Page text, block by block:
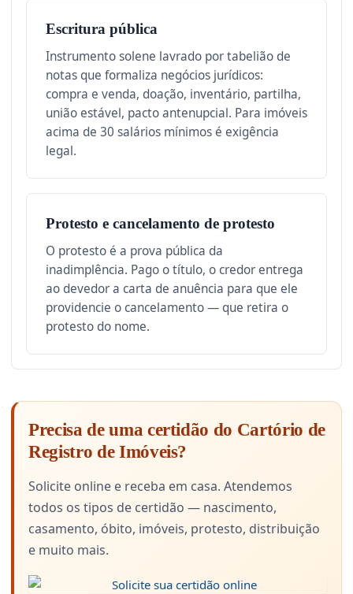
Escritura pública
Instrumento solene lavrado por tabelião de
notas que formaliza negócios jurídicos:
compra e venda, doação, inventário, partilha,
união estável, pacto antenupcial. Para imóveis
acima de 30 salários mínimos é exigência
legal.
Protesto e cancelamento de protesto
O protesto é a prova pública da
inadimplência. Pago o título, o credor entrega
ao devedor a carta de anuência para que ele
providencie o cancelamento — que retira o
protesto do nome.
Precisa de uma certidão do Cartório de
Registro de Imóveis?
Solicite online e receba em casa. Atendemos
todos os tipos de certidão — nascimento,
casamento, óbito, imóveis, protesto, distribuição
e muito mais.